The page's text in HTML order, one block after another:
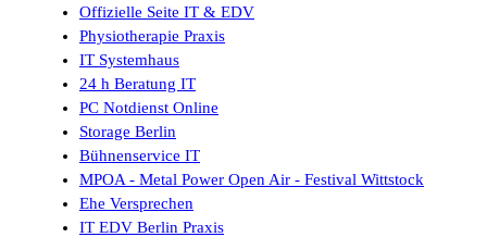
Offizielle Seite IT & EDV
Physiotherapie Praxis
IT Systemhaus
24 h Beratung IT
PC Notdienst Online
Storage Berlin
Bühnenservice IT
MPOA - Metal Power Open Air - Festival Wittstock
Ehe Versprechen
IT EDV Berlin Praxis